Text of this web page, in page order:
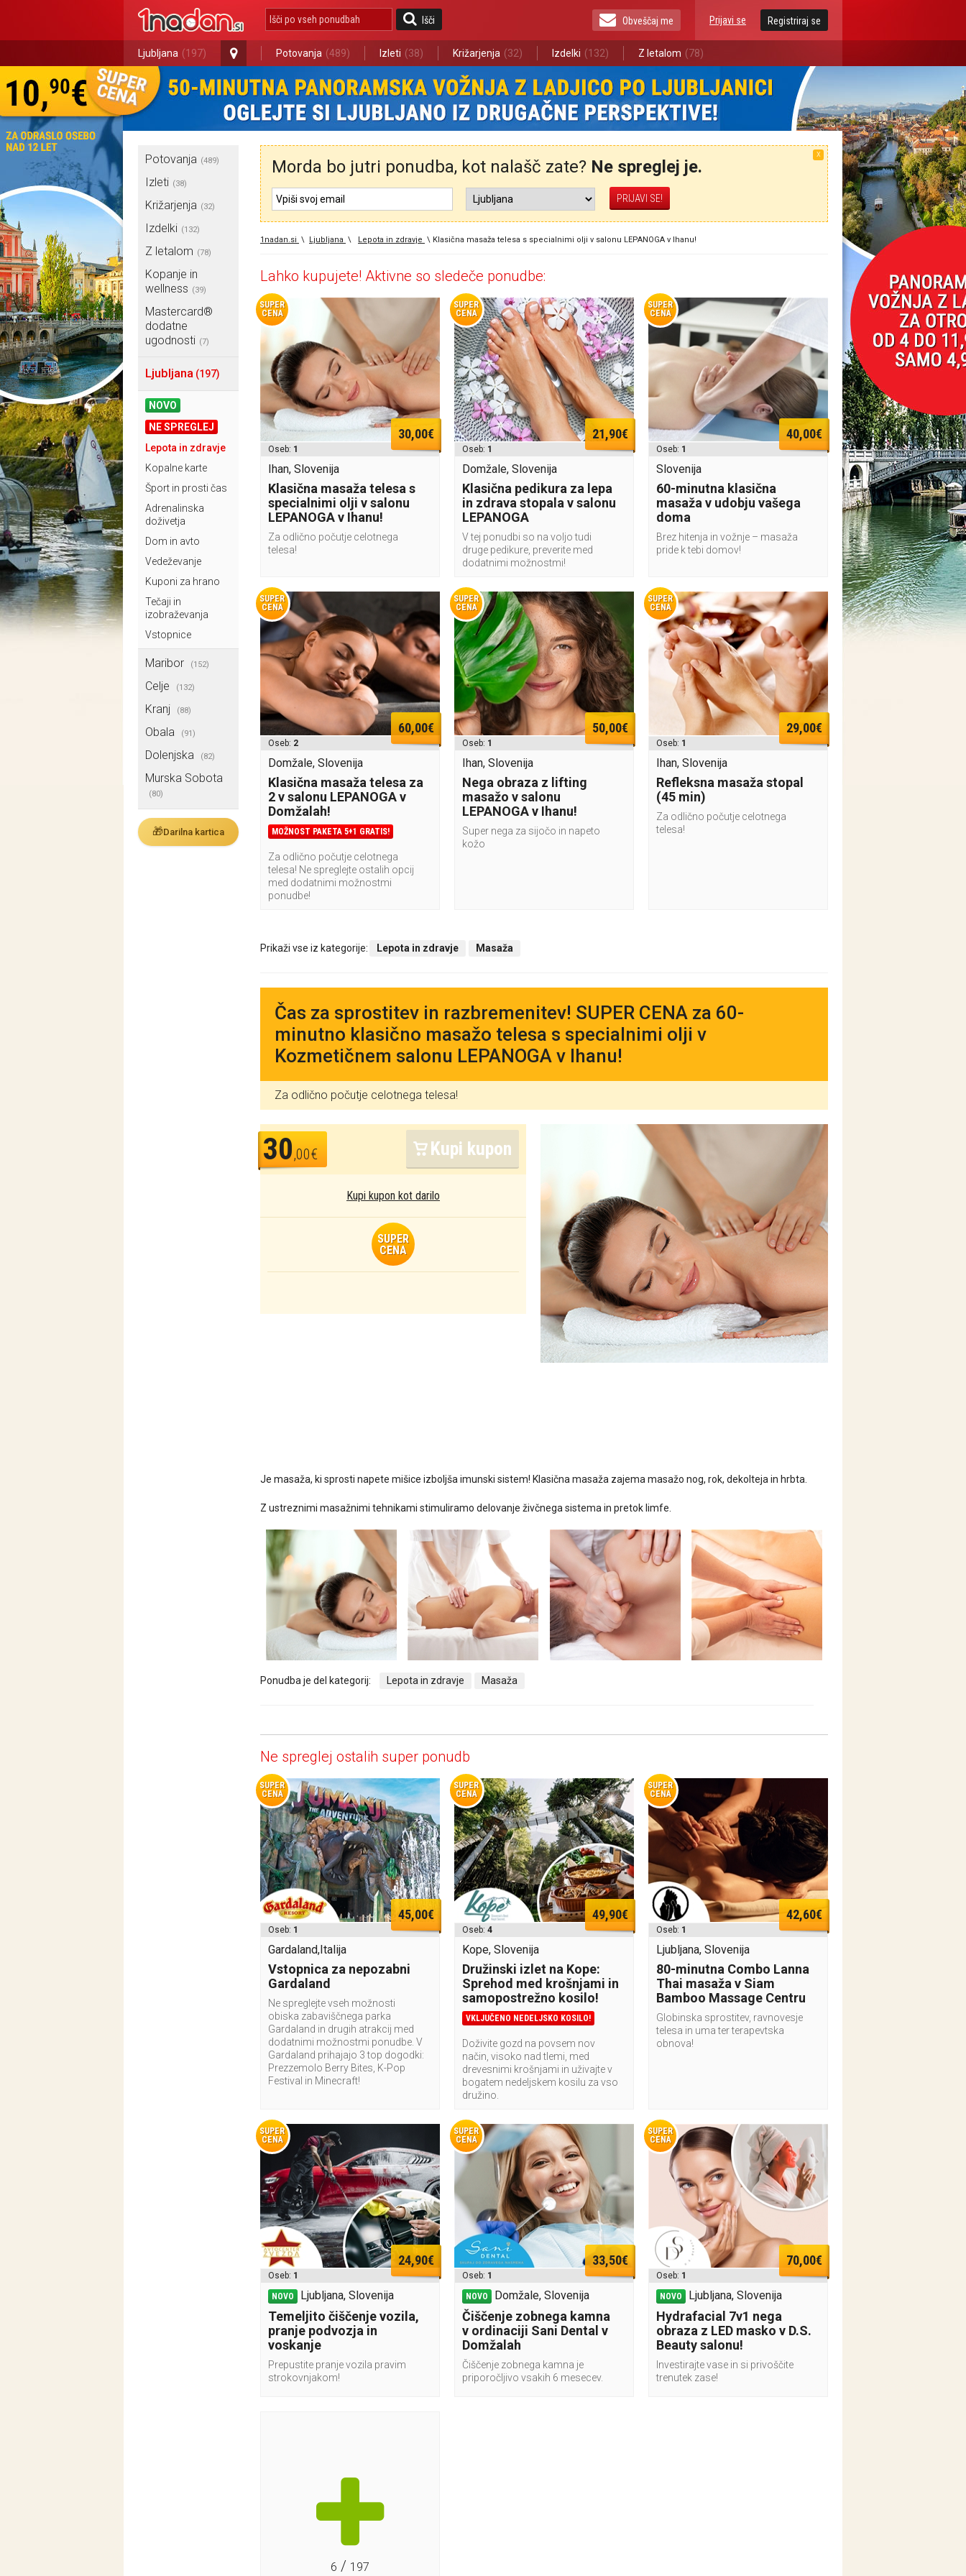
Išči Prijavi se Registriraj se
Obveščaj me
Ljubljana (197) Potovanja (489) Izleti (38) Križarjenja (32) Izdelki (132) Z letalom (78)
Potovanja (489)
Izleti (38)
Križarjenja (32)
Izdelki (132)
Z letalom (78)
Kopanje in
wellness (39)
Mastercard®
dodatne
ugodnosti (7)
Ljubljana (197)
NOVO
NE SPREGLEJ
Lepota in zdravje
Kopalne karte
Šport in prosti čas
Adrenalinska
doživetja
Dom in avto
Vedeževanje
Kuponi za hrano
Tečaji in
izobraževanja
Vstopnice
Maribor (152)
Celje (132)
Kranj (88)
Obala (91)
Dolenjska (82)
Murska Sobota
(80)
🎁Darilna kartica
X
Morda bo jutri ponudba, kot nalašč zate? Ne spreglej je.
1nadan.si \ Ljubljana \ Lepota in zdravje \ Klasična masaža telesa s specialnimi olji v salonu LEPANOGA v Ihanu!
Lahko kupujete! Aktivne so sledeče ponudbe:
SUPER
CENA
30,00€
Oseb: 1
Ihan, Slovenija
Klasična masaža telesa s
specialnimi olji v salonu
LEPANOGA v Ihanu!
Za odlično počutje celotnega
telesa!
SUPER
CENA
21,90€
Oseb: 1
Domžale, Slovenija
Klasična pedikura za lepa
in zdrava stopala v salonu
LEPANOGA
V tej ponudbi so na voljo tudi
druge pedikure, preverite med
dodatnimi možnostmi!
SUPER
CENA
40,00€
Oseb: 1
Slovenija
60-minutna klasična
masaža v udobju vašega
doma
Brez hitenja in vožnje – masaža
pride k tebi domov!
SUPER
CENA
60,00€
Oseb: 2
Domžale, Slovenija
Klasična masaža telesa za
2 v salonu LEPANOGA v
Domžalah!
MOŽNOST PAKETA 5+1 GRATIS!
Za odlično počutje celotnega
telesa! Ne spreglejte ostalih opcij
med dodatnimi možnostmi
ponudbe!
SUPER
CENA
50,00€
Oseb: 1
Ihan, Slovenija
Nega obraza z lifting
masažo v salonu
LEPANOGA v Ihanu!
Super nega za sijočo in napeto
kožo
SUPER
CENA
29,00€
Oseb: 1
Ihan, Slovenija
Refleksna masaža stopal
(45 min)
Za odlično počutje celotnega
telesa!
Prikaži vse iz kategorije: Lepota in zdravje Masaža
Čas za sprostitev in razbremenitev! SUPER CENA za 60-
minutno klasično masažo telesa s specialnimi olji v
Kozmetičnem salonu LEPANOGA v Ihanu!
Za odlično počutje celotnega telesa!
30,00€ Kupi kupon
Kupi kupon kot darilo
SUPER
CENA
Je masaža, ki sprosti napete mišice izboljša imunski sistem! Klasična masaža zajema masažo nog, rok, dekolteja in hrbta.
Z ustreznimi masažnimi tehnikami stimuliramo delovanje živčnega sistema in pretok limfe.
Ponudba je del kategorij: Lepota in zdravje Masaža
Ne spreglej ostalih super ponudb
SUPER
CENA
45,00€
Oseb: 1
Gardaland,Italija
Vstopnica za nepozabni
Gardaland
Ne spreglejte vseh možnosti
obiska zabaviščnega parka
Gardaland in drugih atrakcij med
dodatnimi možnostmi ponudbe. V
Gardaland prihajajo 3 top dogodki:
Prezzemolo Berry Bites, K-Pop
Festival in Minecraft!
SUPER
CENA
49,90€
Oseb: 4
Kope, Slovenija
Družinski izlet na Kope:
Sprehod med krošnjami in
samopostrežno kosilo!
VKLJUČENO NEDELJSKO KOSILO!
Doživite gozd na povsem nov
način, visoko nad tlemi, med
drevesnimi krošnjami in uživajte v
bogatem nedeljskem kosilu za vso
družino.
SUPER
CENA
42,60€
Oseb: 1
Ljubljana, Slovenija
80-minutna Combo Lanna
Thai masaža v Siam
Bamboo Massage Centru
Globinska sprostitev, ravnovesje
telesa in uma ter terapevtska
obnova!
SUPER
CENA
24,90€
Oseb: 1
NOVO Ljubljana, Slovenija
Temeljito čiščenje vozila,
pranje podvozja in
voskanje
Prepustite pranje vozila pravim
strokovnjakom!
SUPER
CENA
33,50€
Oseb: 1
NOVO Domžale, Slovenija
Čiščenje zobnega kamna
v ordinaciji Sani Dental v
Domžalah
Čiščenje zobnega kamna je
priporočljivo vsakih 6 mesecev.
SUPER
CENA
70,00€
Oseb: 1
NOVO Ljubljana, Slovenija
Hydrafacial 7v1 nega
obraza z LED masko v D.S.
Beauty salonu!
Investirajte vase in si privoščite
trenutek zase!
6 / 197